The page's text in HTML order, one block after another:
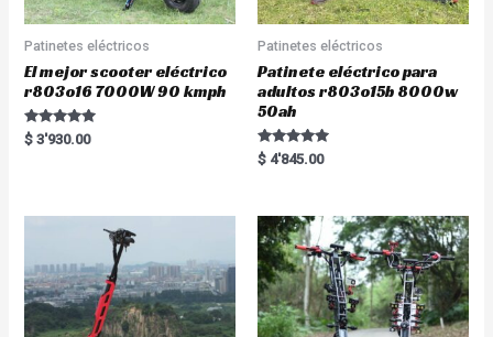
Patinetes eléctricos
El mejor scooter eléctrico
r803o16 7000W 90 kmph
Rated
5.00
$ 3'930.00
Patinetes eléctricos
Patinete eléctrico para
adultos r803o15b 8000w
50ah
Rated
5.00
$ 4'845.00